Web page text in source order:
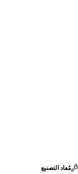
مُعاد التصنيع